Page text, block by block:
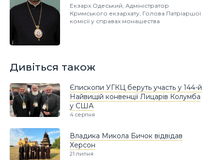
Екзарх Одеський, Адміністратор
Кримського екзархату, Голова Патріаршої
комісії у справах монашества
Дивіться також
Єпископи УГКЦ беруть участь у 144-й
Найвищій конвенції Лицарів Колумба
у США
4 серпня
Владика Микола Бичок відвідав
Херсон
21 липня